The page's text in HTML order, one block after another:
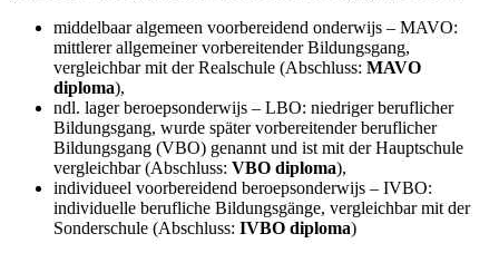
middelbaar algemeen voorbereidend onderwijs – MAVO:
mittlerer allgemeiner vorbereitender Bildungsgang,
vergleichbar mit der Realschule (Abschluss: MAVO
diploma),
ndl. lager beroepsonderwijs – LBO: niedriger beruflicher
Bildungsgang, wurde später vorbereitender beruflicher
Bildungsgang (VBO) genannt und ist mit der Hauptschule
vergleichbar (Abschluss: VBO diploma),
individueel voorbereidend beroepsonderwijs – IVBO:
individuelle berufliche Bildungsgänge, vergleichbar mit der
Sonderschule (Abschluss: IVBO diploma)